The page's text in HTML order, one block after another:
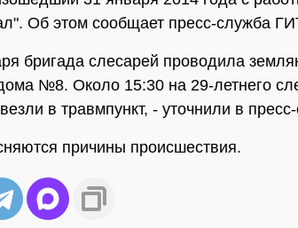
Об этом сообщает пресс-служба
бригада слесарей проводила
№8. Около 15:30 на 29-летнего
в травмпункт, - уточнили в
причины происшествия.